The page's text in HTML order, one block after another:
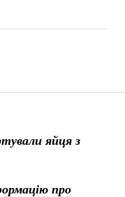
яйця з
про